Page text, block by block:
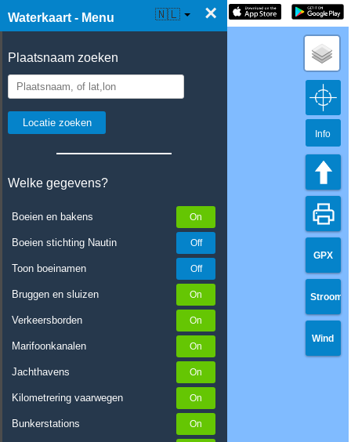
Waterkaart - Menu ×
Plaatsnaam zoeken
Welke gegevens?
Boeien en bakens
Boeien stichting Nautin
Toon boeinamen
Bruggen en sluizen
Verkeersborden
Marifoonkanalen
Jachthavens
Kilometrering vaarwegen
Bunkerstations
☰ Waterkaart Live 🇳🇱
GPX
Stroom
Wind
Info